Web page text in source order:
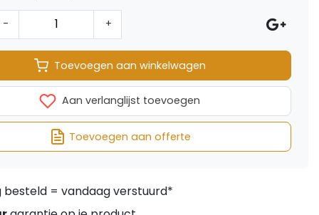
- +
Toevoegen aan winkelwagen
Aan verlanglijst toevoegen
Toevoegen aan offerte
besteld = vandaag verstuurd*